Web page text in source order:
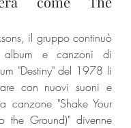
il gruppo continuò
album e canzoni di
"Destiny" del 1978 li
con nuovi suoni e
canzone "Shake Your
the Ground)" divenne